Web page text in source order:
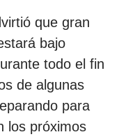
que gran
bajo
todo el fin
de algunas
para
los próximos